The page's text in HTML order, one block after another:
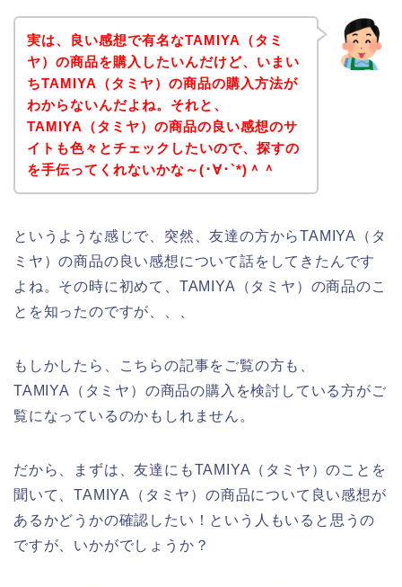
実は、良い感想で有名なTAMIYA（タミ
ヤ）の商品を購入したいんだけど、いまい
ちTAMIYA（タミヤ）の商品の購入方法が
わからないんだよね。それと、
TAMIYA（タミヤ）の商品の良い感想のサ
イトも色々とチェックしたいので、探すの
を手伝ってくれないかな～(･∀･`*)＾＾
というような感じで、突然、友達の方からTAMIYA（タ
ミヤ）の商品の良い感想について話をしてきたんです
よね。その時に初めて、TAMIYA（タミヤ）の商品のこ
とを知ったのですが、、、
もしかしたら、こちらの記事をご覧の方も、
TAMIYA（タミヤ）の商品の購入を検討している方がご
覧になっているのかもしれません。
だから、まずは、友達にもTAMIYA（タミヤ）のことを
聞いて、TAMIYA（タミヤ）の商品について良い感想が
あるかどうかの確認したい！という人もいると思うの
ですが、いかがでしょうか？